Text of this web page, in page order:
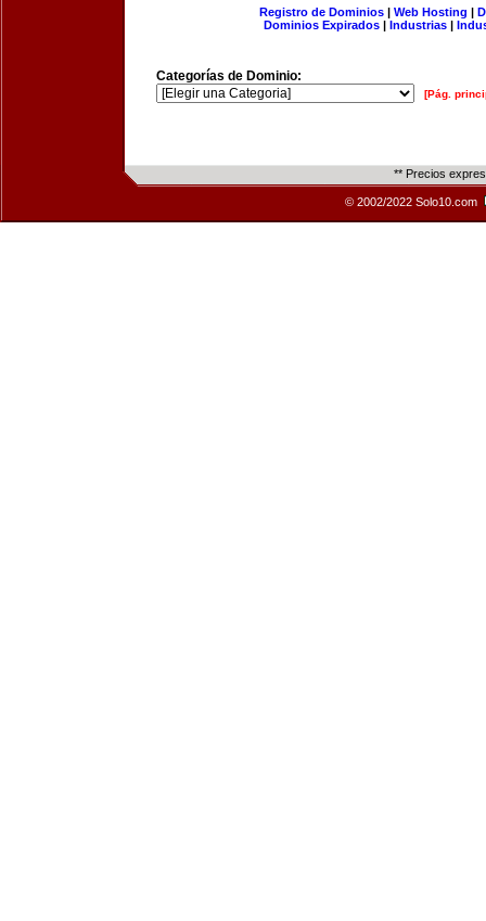
Registro de Dominios| Web Hosting |
Dominios Expirados | Industrias |
Categorías de Dominio:
[Pág.
** Precios
© 2002/2022 Solo10.com